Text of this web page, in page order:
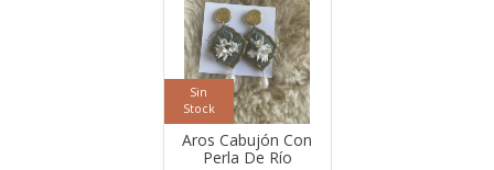
Sin
Stock
Aros Cabujón Con
Perla De Río